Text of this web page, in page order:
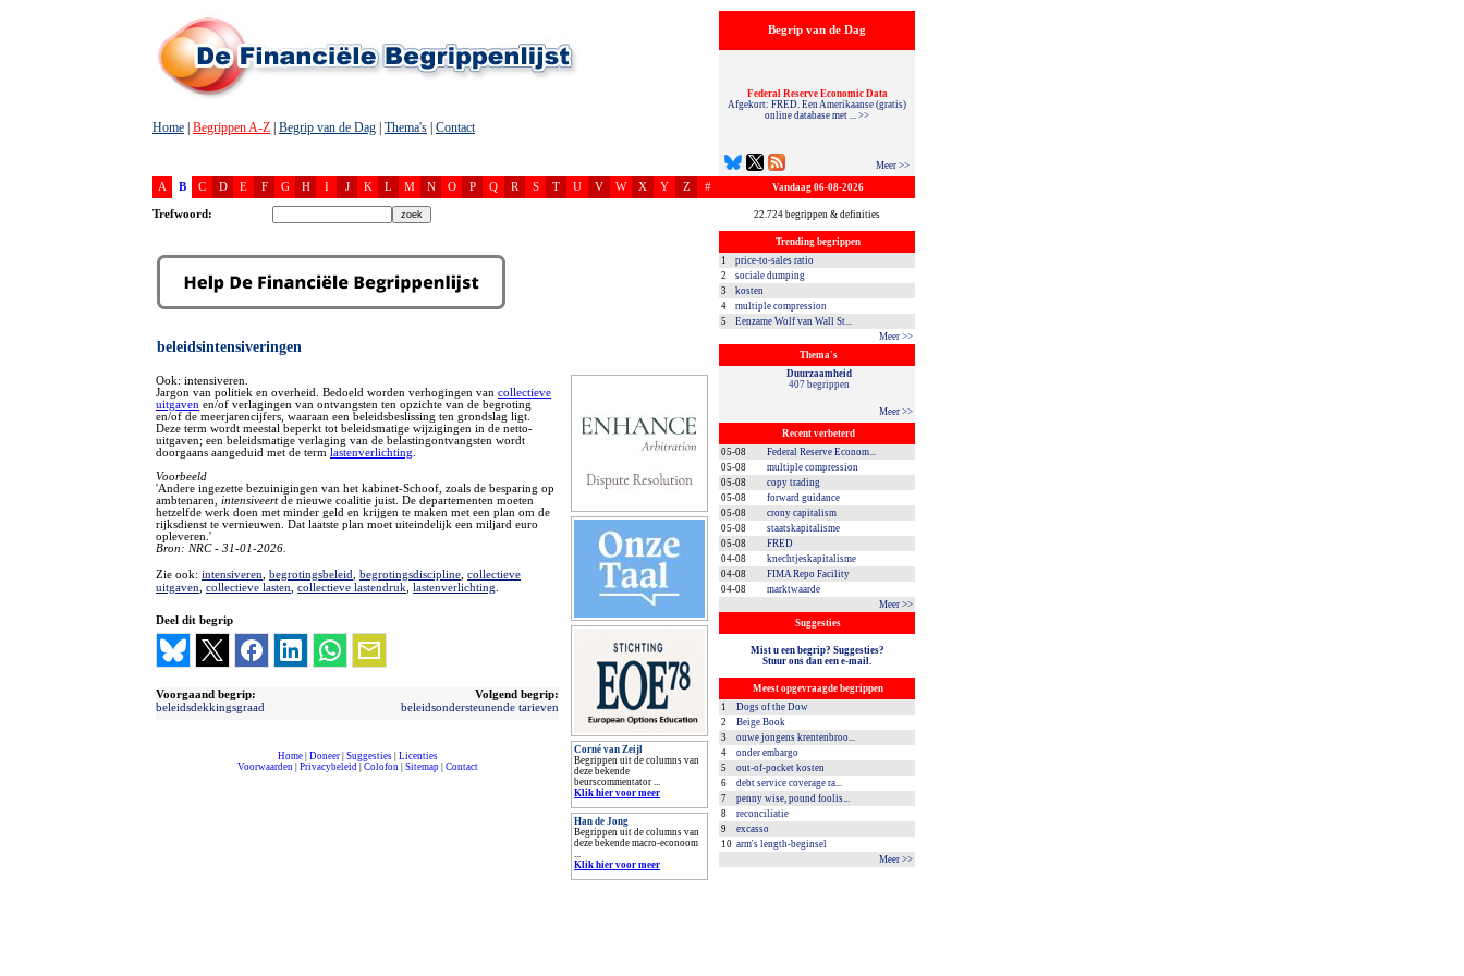
Home Begrippen A-Z Begrip van de Dag Thema's Contact
A B C D E F G H I J K L M N O P Q R S T U V W X Y Z #
Trefwoord:
Begrip van de Dag
Meer >>
Federal Reserve Economic Data
Afgekort: FRED. Een Amerikaanse (gratis)
online database met ... >>
Vandaag 06-08-2026
22.724 begrippen & definities
Trending begrippen
1
price-to-sales ratio
2
sociale dumping
3
kosten
4
multiple compression
5
Eenzame Wolf van Wall St...
Meer >>
Thema's
Duurzaamheid
407 begrippen
Meer >>
Recent verbeterd
05-08
Federal Reserve Econom...
05-08
multiple compression
05-08
copy trading
05-08
forward guidance
05-08
crony capitalism
05-08
staatskapitalisme
05-08
FRED
04-08
knechtjeskapitalisme
04-08
FIMA Repo Facility
04-08
marktwaarde
Meer >>
Suggesties
Mist u een begrip? Suggesties?
Stuur ons dan een e-mail.
Meest opgevraagde begrippen
1
Dogs of the Dow
2
Beige Book
3
ouwe jongens krentenbroo...
4
onder embargo
5
out-of-pocket kosten
6
debt service coverage ra...
7
penny wise, pound foolis...
8
reconciliatie
9
excasso
10 arm's length-beginsel
Meer >>
beleidsintensiveringen
Ook: intensiveren.
Jargon van politiek en overheid. Bedoeld worden verhogingen van collectieve
uitgaven en/of verlagingen van ontvangsten ten opzichte van de begroting
en/of de meerjarencijfers, waaraan een beleidsbeslissing ten grondslag ligt.
Deze term wordt meestal beperkt tot beleidsmatige wijzigingen in de netto-
uitgaven; een beleidsmatige verlaging van de belastingontvangsten wordt
doorgaans aangeduid met de term lastenverlichting
Voorbeeld
'Andere ingezette bezuinigingen van het kabinet-Schoof, zoals de besparing op
ambtenaren, intensiveertde nieuwe coalitie juist. De departementen moeten
hetzelfde werk doen met minder geld en krijgen te maken met een plan om de
rijksdienst te vernieuwen. Dat laatste plan moet uiteindelijk een miljard euro
opleveren.'
Bron: NRC - 31-01-2026.
Zie ook: intensiveren begrotingsbeleid begrotingsdiscipline collectieve
uitgaven collectieve lasten collectieve lastendruk lastenverlichting
Deel dit begrip
Voorgaand begrip:
beleidsdekkingsgraad
Volgend begrip:
beleidsondersteunende tarieven
Home| Doneer| Suggesties| Licenties
Voorwaarden| Privacybeleid| Colofon| Sitemap| Contact
Corné van Zeijl
Begrippen uit de columns van
deze bekende
beurscommentator ...
Klik hier voor meer
Han de Jong
Begrippen uit de columns van
deze bekende macro-econoom
...
Klik hier voor meer